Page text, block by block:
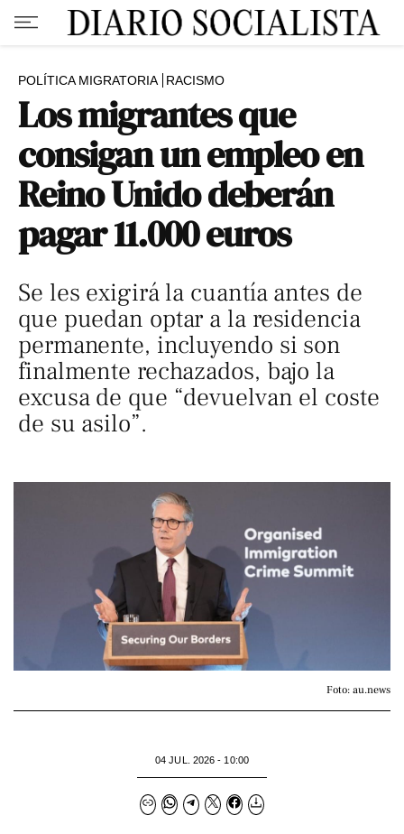
POLÍTICA MIGRATORIA RACISMO
Los migrantes que
consigan un empleo en
Reino Unido deberán
pagar 11.000 euros
Se les exigirá la cuantía antes de
que puedan optar a la residencia
permanente, incluyendo si son
finalmente rechazados, bajo la
excusa de que “devuelvan el coste
de su asilo”.
Foto: au.news
04 JUL. 2026 - 10:00